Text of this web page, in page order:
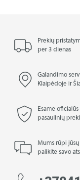
Prekių
per 3 dienas
Galandimo
Klaipėdoje ir
Esame
pasaulinių
Mums rūpi
palikite savo